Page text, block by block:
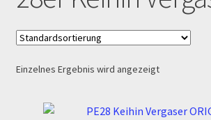
Datenschutzerklärung
Devolución
Echtheit von Bewertungen
Einzelnes Ergebnis wird angezeigt